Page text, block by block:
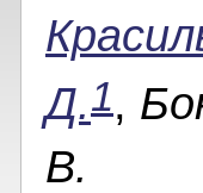
Д.1,
В.